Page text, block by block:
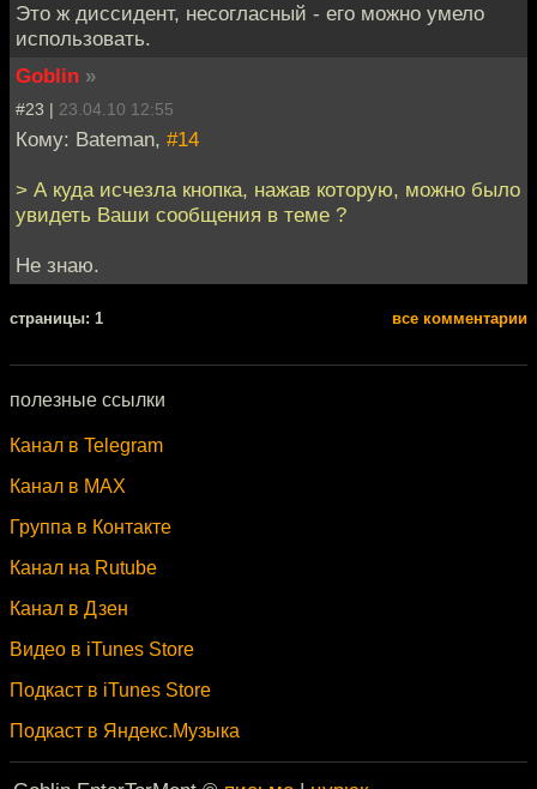
Это ж диссидент, несогласный - его можно умело
использовать.
Goblin »
#23 | 23.04.10 12:55
Кому: Bateman, #14
> А куда исчезла кнопка, нажав которую, можно было
увидеть Ваши сообщения в теме ?
Не знаю.
cтраницы: 1 все комментарии
полезные ссылки
Канал в Telegram
Канал в MAX
Группа в Контакте
Канал на Rutube
Канал в Дзен
Видео в iTunes Store
Подкаст в iTunes Store
Подкаст в Яндекс.Музыка